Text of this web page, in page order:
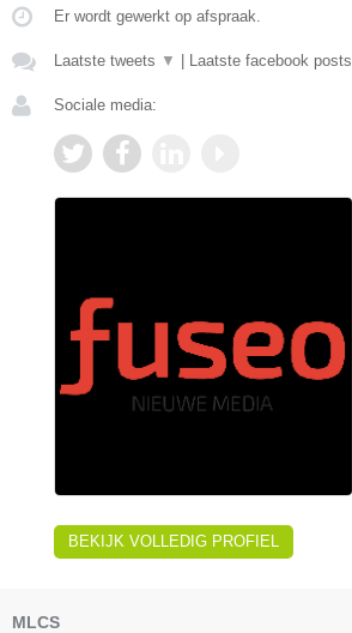
Er wordt gewerkt op afspraak.
Laatste tweets ▼ Laatste facebook posts
Sociale media:
BEKIJK VOLLEDIG PROFIEL
MLCS